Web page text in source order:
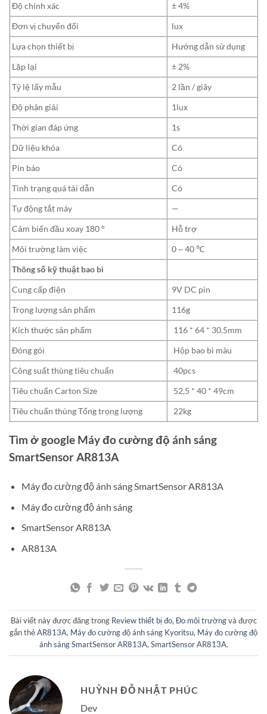
Độ chính xác
± 4%
Đơn vị chuyển đổi
lux
Lựa chọn thiết bị
Hướng dẫn sử dụng
Lặp lại
± 2%
Tỷ lệ lấy mẫu
2 lần / giây
Độ phân giải
1lux
Thời gian đáp ứng
1s
Dữ liệu khóa
Có
Pin báo
Có
Tình trạng quá tải dẫn
Có
Tự động tắt máy
—
Cảm biến đầu xoay 180 °
Hỗ trợ
Môi trường làm việc
0 ~ 40 ℃
Thông số kỹ thuật bao bì
Cung cấp điện
9V DC pin
Trọng lượng sản phẩm
116g
Kích thước sản phẩm
116 * 64 * 30.5mm
Đóng gói
Hộp bao bì màu
Công suất thùng tiêu chuẩn
40pcs
Tiêu chuẩn Carton Size
52,5 * 40 * 49cm
Tiêu chuẩn thùng Tổng trọng lượng
22kg
Tìm ở google Máy đo cường độ ánh sáng
SmartSensor AR813A
Máy đo cường độ ánh sáng SmartSensor AR813A
Máy đo cường độ ánh sáng
SmartSensor AR813A
AR813A
Bài viết này được đăng trong Review thiết bị đo,Đo môi trườngvà được
gắn thẻAR813A, Máy đo cường độ ánh sáng Kyoritsu, Máy đo cường độ
ánh sáng SmartSensor AR813A,SmartSensor AR813A.
HUỲNH ĐỖ NHẬT PHÚC
Dev